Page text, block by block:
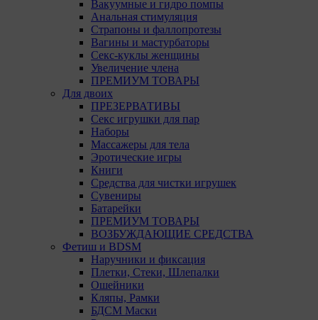
Вакуумные и гидро помпы
Анальная стимуляция
Страпоны и фаллопротезы
Вагины и мастурбаторы
Секс-куклы женщины
Увеличение члена
ПРЕМИУМ ТОВАРЫ
Для двоих
ПРЕЗЕРВАТИВЫ
Секс игрушки для пар
Наборы
Массажеры для тела
Эротические игры
Книги
Средства для чистки игрушек
Сувениры
Батарейки
ПРЕМИУМ ТОВАРЫ
ВОЗБУЖДАЮЩИЕ СРЕДСТВА
Фетиш и BDSM
Наручники и фиксация
Плетки, Стеки, Шлепалки
Ошейники
Кляпы, Рамки
БДСМ Маски